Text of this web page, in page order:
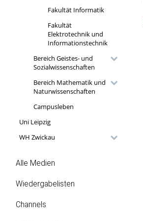
Fakultät Informatik
Fakultät
Elektrotechnik und
Informationstechnik
Bereich Geistes- und
Sozialwissenschaften
Bereich Mathematik und
Naturwissenschaften
Campusleben
Uni Leipzig
WH Zwickau
Alle Medien
Wiedergabelisten
Channels